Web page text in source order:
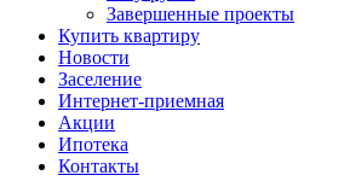
Завершенные проекты
Купить квартиру
Новости
Заселение
Интернет-приемная
Акции
Ипотека
Контакты